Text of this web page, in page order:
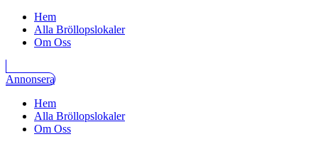
Hem
Alla Bröllopslokaler
Om Oss
Annonsera
Hem
Alla Bröllopslokaler
Om Oss